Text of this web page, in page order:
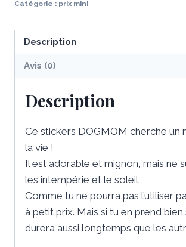
Mom
mini)
Catégorie : prix mini
Description
Avis (0)
Description
Ce stickers DOGMOM cherche un
la vie !
Il est adorable et mignon, mais ne
les intempérie et le soleil.
Comme tu ne pourra pas l’utiliser
à petit prix. Mais si tu en prend bien
durera aussi longtemps que les